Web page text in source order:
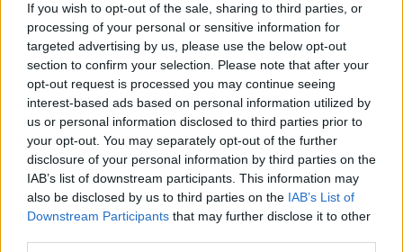
If you wish to opt-out of the sale, sharing to third parties, or
processing of your personal or sensitive information for
targeted advertising by us, please use the below opt-out
section to confirm your selection. Please note that after your
opt-out request is processed you may continue seeing
interest-based ads based on personal information utilized by
us or personal information disclosed to third parties prior to
your opt-out. You may separately opt-out of the further
disclosure of your personal information by third parties on the
IAB’s list of downstream participants. This information may
also be disclosed by us to third parties on the IAB’s List of
Downstream Participants that may further disclose it to other
Ancora primo quarto di Luna, la fase più bella
in assoluto anche quando non fa vedere nulla
di concreto nell'immediato. Voi non vi
accorgerete, ma oggi nasce qualcosa di
nuovo e molto importante per lo sviluppo
della carriera in autunno. La conferma viene
da Saturno-Nettuno congiunti in Ariete,
vostro settore del lavoro (e della salute) fino a
Ferragosto. Lo sforzo continuo porta a
raggiungere i frutti migliori. Incontri con
l'amore durante i viaggi, ricchi di simpatie e
piacevoli.